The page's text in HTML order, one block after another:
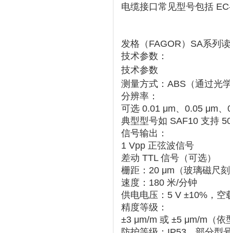
电缆接口常见型号包括 ‌
发格（FAGOR）SA系列
技术参数：
技术参数
测量方式 ：ABS（通过光
分辨率 ‌：
可选 ‌ 0.01 μm、0.05 μm、
典型型号如 ‌ SAF10 ‌ 支持 ‌
信号输出 ‌：
1 Vpp 正弦波信号
差动 TTL 信号（可选）
栅距 ‌：‌ 20 μm （玻璃磁尺
速度 ‌：‌ 180 米/分钟
供电电压 ‌：‌ 5 V ±10% ，
精度等级 ‌：
±3 μm/m ‌ 或 ‌ ±5 μm/m （